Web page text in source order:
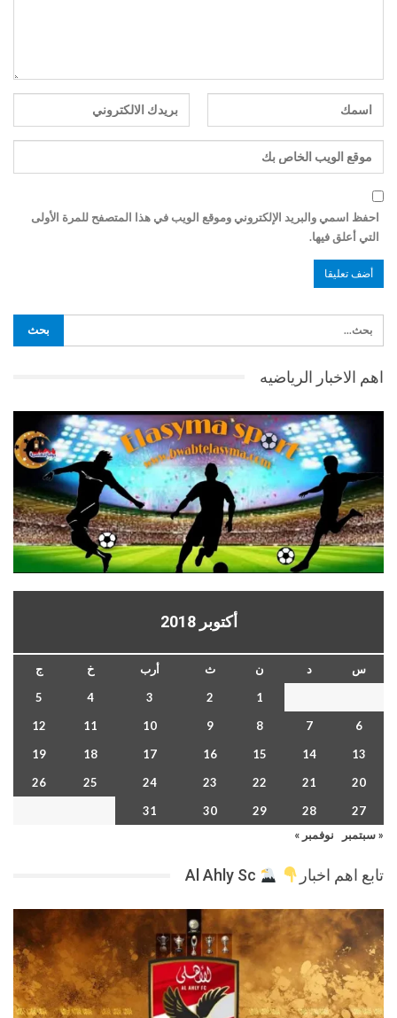
احفظ اسمي والبريد الإلكتروني وموقع الويب في هذا المتصفح للمرة الأولى
التي أعلق فيها.
اهم الاخبار الرياضيه
أكتوبر 2018
س د ن ث أرب خ
ج
1
2
3
4
5
6
7
8
9
10
11
12
13
14
15
16
17
18
19
20
21
22
23
24
25
26
27
28
29
30
31
« سبتمبر
نوفمبر »
تابع اهم اخبار